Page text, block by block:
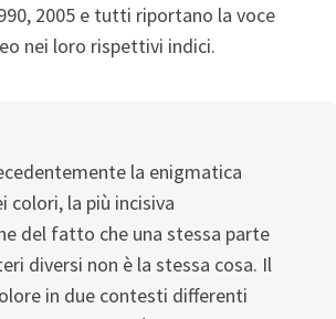
2005 e tutti riportano la voce
nei loro rispettivi indici.
la enigmatica
colori, la più incisiva
del fatto che una stessa parte
diversi non è la stessa cosa. Il
in due contesti differenti